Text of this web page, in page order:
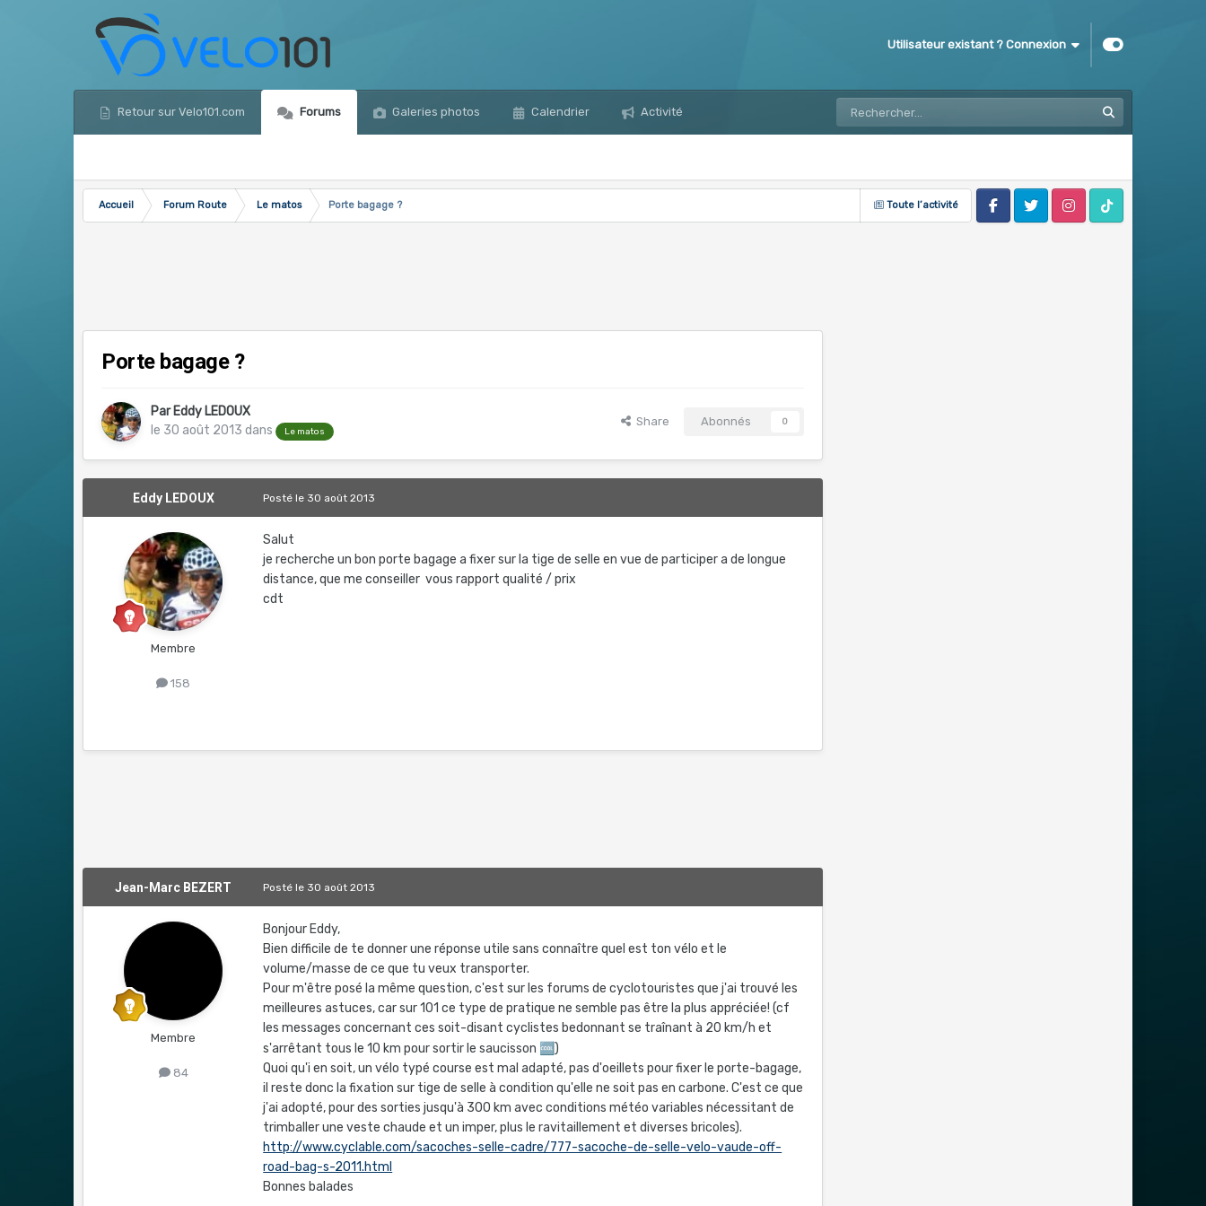
Utilisateur existant ? Connexion
Retour sur Velo101.com Forums Galeries photos Calendrier Activité
Toute l’activité
Accueil Forum Route Le matos
Porte bagage ?
FacebookTwitter InstagramTik Tok
Porte bagage ?
Par Eddy LEDOUX
le 30 août 2013 dans Le matos
Share Abonnés 0
Eddy LEDOUX
Membre
158
Postéle 30 août 2013
Salut
je recherche un bon porte bagage a fixer sur la tige de selle en vue de participer a de longue
distance, que me conseiller vous rapport qualité / prix
cdt
Jean-Marc BEZERT
Membre
84
Postéle 30 août 2013
Bonjour Eddy,
Bien difficile de te donner une réponse utile sans connaître quel est ton vélo et le
volume/masse de ce que tu veux transporter.
Pour m'être posé la même question, c'est sur les forums de cyclotouristes que j'ai trouvé les
meilleures astuces, car sur 101 ce type de pratique ne semble pas être la plus appréciée! (cf
les messages concernant ces soit-disant cyclistes bedonnant se traînant à 20 km/h et
s'arrêtant tous le 10 km pour sortir le saucisson 🆒)
Quoi qu'i en soit, un vélo typé course est mal adapté, pas d'oeillets pour fixer le porte-bagage,
il reste donc la fixation sur tige de selle à condition qu'elle ne soit pas en carbone. C'est ce que
j'ai adopté, pour des sorties jusqu'à 300 km avec conditions météo variables nécessitant de
trimballer une veste chaude et un imper, plus le ravitaillement et diverses bricoles).
http://www.cyclable.com/sacoches-selle-cadre/777-sacoche-de-selle-velo-vaude-off-
road-bag-s-2011.html
Bonnes balades